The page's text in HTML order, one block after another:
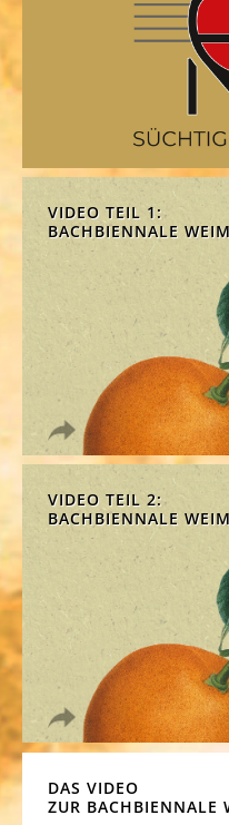
VIDEO TEIL 1:
BACHBIENNALE
VIDEO TEIL 2:
BACHBIENNALE
DAS VIDEO
ZUR BACHBIENNALE